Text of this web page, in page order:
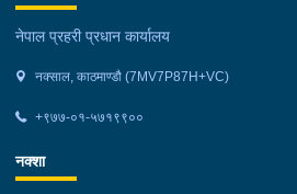
नेपाल प्रहरी प्रधान कार्यालय
नक्साल, काठमाण्डौ (7MV7P87H+VC)
+९७७-०१-५७१९९००
नक्शा